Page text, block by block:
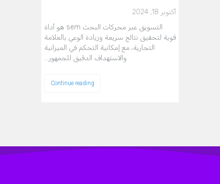
أكتوبر 18, 2024
التسويق عبر محركات البحث sem هو أداة
قوية لتحقيق نتائج سريعة وزيادة الوعي بالعلامة
التجارية، مع إمكانية التحكم في الميزانية
والاستهداف الدقيق للجمهور…
Continue reading